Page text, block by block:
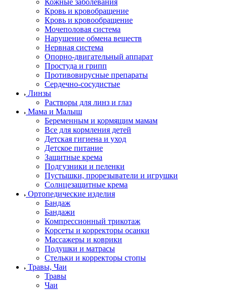
Кровь и кровобращение
Кровь и кровообращение
Мочеполовая система
Нарушение обмена веществ
Нервная система
Опорно-двигательный аппарат
Простуда и грипп
Противовирусные препараты
Сердечно-сосудистые
Линзы
Растворы для линз и глаз
Мама и Малыш
Беременным и кормящим мамам
Все для кормления детей
Детская гигиена и уход
Детское питание
Защитные крема
Подгузники и пеленки
Пустышки, прорезыватели и игрушки
Солнцезащитные крема
Ортопедические изделия
Бандаж
Бандажи
Компрессионный трикотаж
Корсеты и корректоры осанки
Массажеры и коврики
Подушки и матрасы
Стельки и корректоры стопы
Травы, Чаи
Травы
Чаи